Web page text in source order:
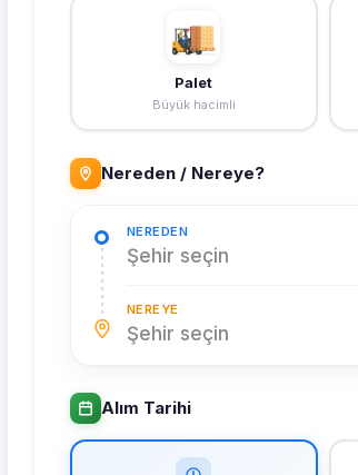
Palet
Büyük hacimli
Nereden / Nereye?
NEREDEN
Şehir seçin
NEREYE
Şehir seçin
Alım Tarihi